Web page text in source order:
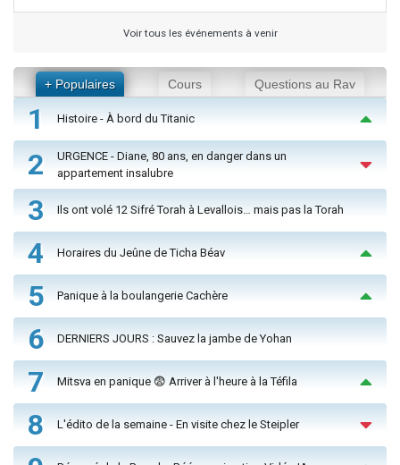
Voir tous les événements à venir
+ Populaires Cours Questions au Rav
1 Histoire - À bord du Titanic
2
URGENCE - Diane, 80 ans, en danger dans un
appartement insalubre
3 Ils ont volé 12 Sifré Torah à Levallois… mais pas la Torah
4 Horaires du Jeûne de Ticha Béav
5 Panique à la boulangerie Cachère
6 DERNIERS JOURS : Sauvez la jambe de Yohan
7 Mitsva en panique 😨 Arriver à l'heure à la Téfila
8 L'édito de la semaine - En visite chez le Steipler